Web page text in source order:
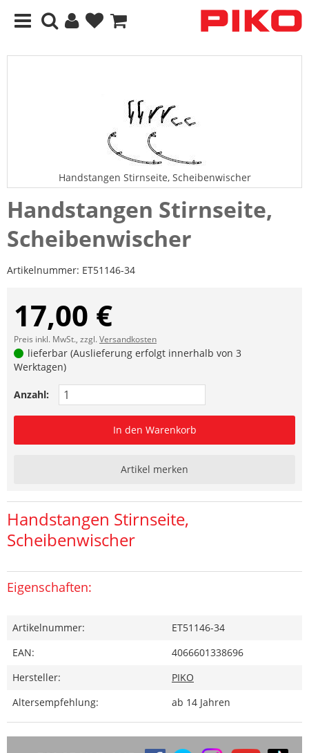
Handstangen Stirnseite, Scheibenwischer
Handstangen Stirnseite,
Scheibenwischer
Artikelnummer: ET51146-34
17,00 €
Preis inkl. MwSt., zzgl.Versandkosten
lieferbar (Auslieferung erfolgt innerhalb von 3
Werktagen)
Anzahl:
In den Warenkorb
Artikel merken
Handstangen Stirnseite,
Scheibenwischer
Eigenschaften:
Artikelnummer:
ET51146-34
EAN:
4066601338696
Hersteller:
PIKO
Altersempfehlung:
ab 14 Jahren